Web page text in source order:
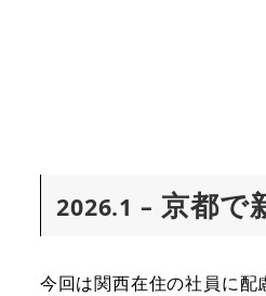
2026.1 – 京都で
今回は関西在住の社員に